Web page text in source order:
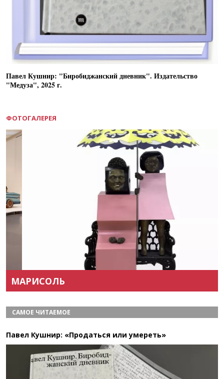
Павел Кушнир: "Биробиджанский дневник". Издательство
"Медуза", 2025 г.
ФОТОГАЛЕРЕЯ
МАРИСОЛЬ
САМОЕ ЧИТАЕМОЕ
Павел Кушнир: «Продаться или умереть»